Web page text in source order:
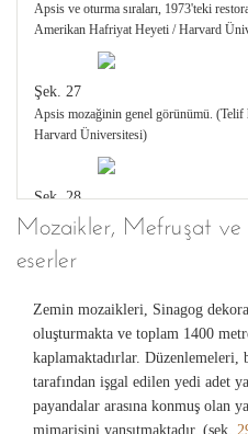
Apsis ve oturma sıraları, 1973'teki
Amerikan Hafriyat Heyeti / Harvard
Şek. 27
Apsis mozağinin genel görünümü.
Harvard Üniversitesi)
Şek. 28
Sinagog'un apsis mozağinin detayı.
Harvard Üniversitesi)
Mozaikler, Mefruşat
eserler
Zemin mozaikleri, Sinagog
oluşturmakta ve toplam 1400
kaplamaktadırlar.
tarafından işgal edilen yedi adet
payandalar arasına konmuş olan
mimarisini yansıtmaktadır. (şek.